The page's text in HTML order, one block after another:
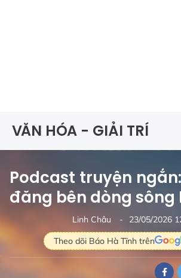
VĂN HÓA - GIẢI TRÍ
Podcast truyện
đăng bên dòng sông
Linh Châu
23/05/2026
Theo dõi Báo Hà Tĩnh trên